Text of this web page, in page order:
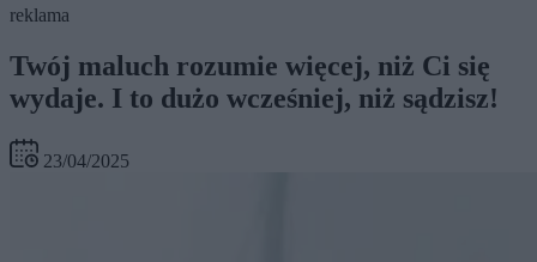
reklama
Twój maluch rozumie więcej, niż Ci się
wydaje. I to dużo wcześniej, niż sądzisz!
23/04/2025